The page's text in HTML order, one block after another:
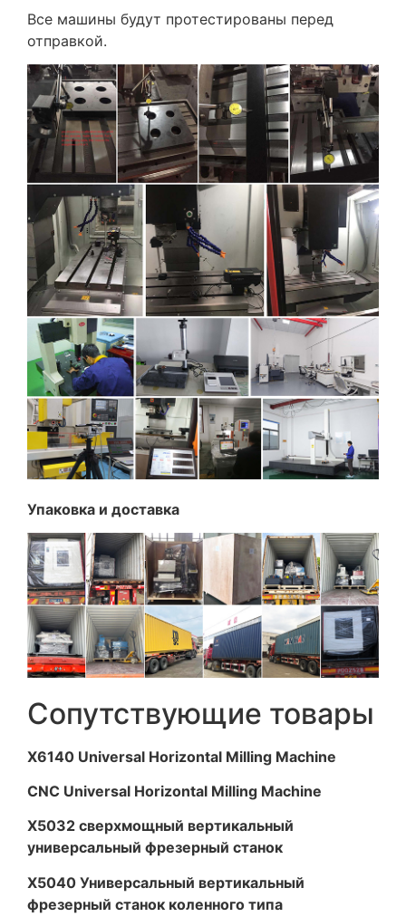
Все машины будут протестированы перед
отправкой.
Упаковка и доставка
Сопутствующие товары
X6140 Universal Horizontal Milling Machine
CNC Universal Horizontal Milling Machine
X5032 сверхмощный вертикальный
универсальный фрезерный станок
X5040 Универсальный вертикальный
фрезерный станок коленного типа